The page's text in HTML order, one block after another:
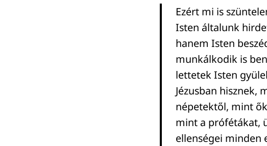
Ezért mi is
Isten általunk
hanem Isten
munkálkodik is
lettetek Isten
Jézusban hisznek,
népetektől, mint
mint a prófétákat,
ellenségei minden